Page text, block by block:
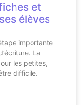
et
élèves
importante
La
les petites,
difficile.